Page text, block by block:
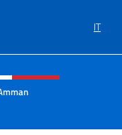
IT
e menù